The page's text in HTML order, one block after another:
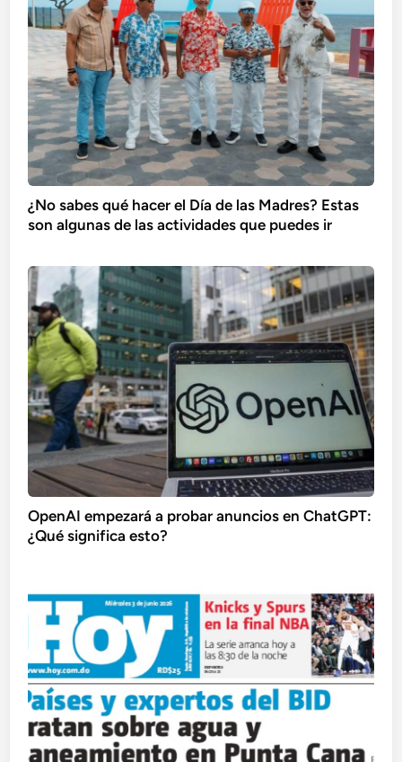
¿No sabes qué hacer el Día de las Madres? Estas
son algunas de las actividades que puedes ir
OpenAI empezará a probar anuncios en ChatGPT:
¿Qué significa esto?